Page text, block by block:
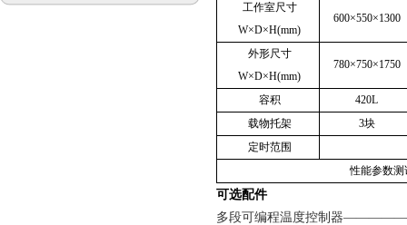
工作室尺寸
W×D×H(mm)
600×550×1300
外形尺寸
W×D×H(mm)
780×750×1750
容积
420L
载物托架
3块
定时范围
性能参数测
可选配件
多段可编程温度控制器